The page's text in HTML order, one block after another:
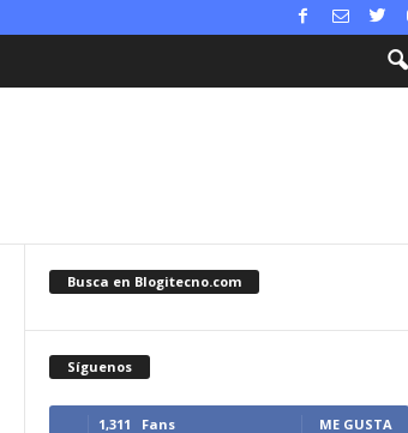
Busca en Blogitecno.com
Síguenos
1,311 Fans ME GUSTA